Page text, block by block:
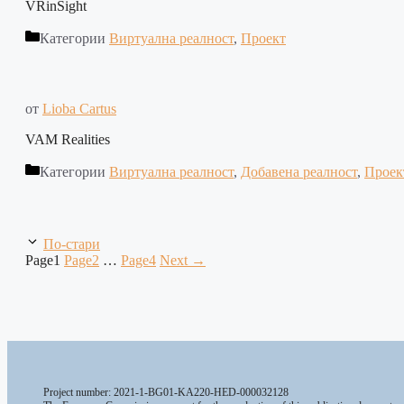
VRinSight
Категории Виртуална реалност, Проект
от Lioba Cartus
VAM Realities
Категории Виртуална реалност, Добавена реалност,
По-стари
Page1 Page2 … Page4 Next →
Project number: 2021-1-BG01-KA220-HED-000032128